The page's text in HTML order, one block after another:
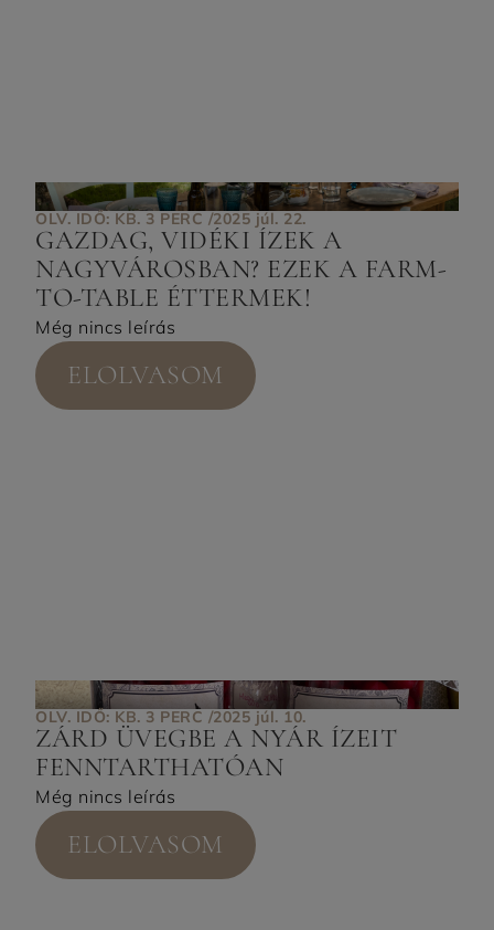
OLV. IDŐ: KB. 3 PERC /2025 júl. 22.
GAZDAG, VIDÉKI ÍZEK A
NAGYVÁROSBAN? EZEK A FARM-
TO-TABLE ÉTTERMEK!
Még nincs leírás
ELOLVASOM
OLV. IDŐ: KB. 3 PERC /2025 júl. 10.
ZÁRD ÜVEGBE A NYÁR ÍZEIT
FENNTARTHATÓAN
Még nincs leírás
ELOLVASOM